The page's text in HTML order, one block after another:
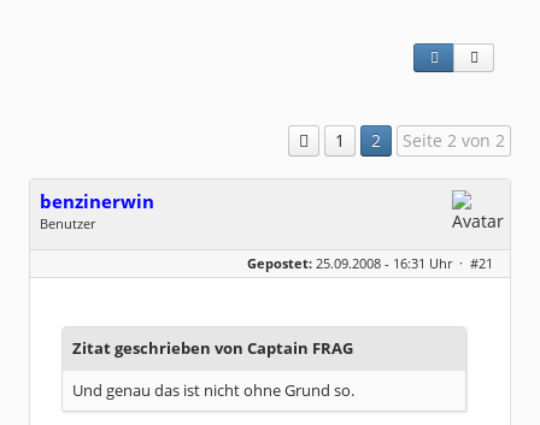
1 2 Seite 2 von 2
benzinerwin
Benutzer
Geschlecht:
keine Angabe
Dabei seit:
09 / 2008
Gepostet: 25.09.2008 - 16:31 Uhr · #21
Zitat geschrieben von Captain FRAG
Und genau das ist nicht ohne Grund so.